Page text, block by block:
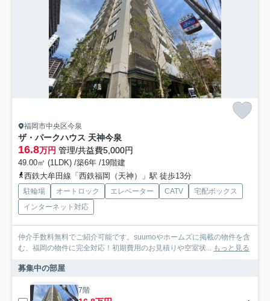
福岡市中央区今泉
ザ・パークハウス 天神今泉
16.8万円 管理/共益費5,000円
49.00㎡ (1LDK) /築6年 /19階建
西鉄大牟田線「西鉄福岡（天神）」駅 徒歩13分
駐輪場 オートロック エレベーター CATV
宅配ボックス
インターネット対応
仲介手数料無料でご紹介可能です。suumoやホームズに掲載の物件を含
む、福岡の物件に完全対応！初期費用のお見積りや空室状... もっと見る
募集中の部屋
7階